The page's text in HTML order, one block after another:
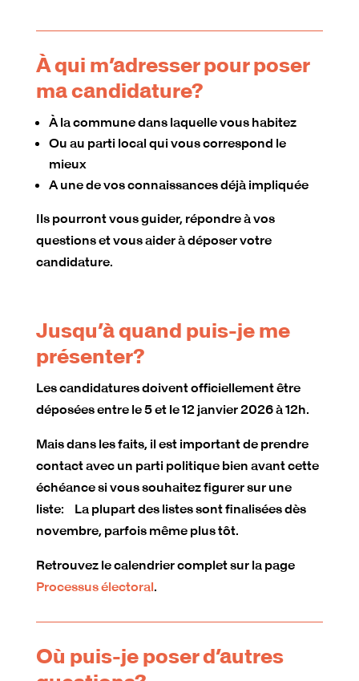
À qui m’adresser pour poser
ma candidature?
À la commune dans laquelle vous habitez
Ou au parti local qui vous correspond le
mieux
A une de vos connaissances déjà impliquée
Ils pourront vous guider, répondre à vos
questions et vous aider à déposer votre
candidature.
Jusqu’à quand puis-je me
présenter?
Les candidatures doivent officiellement être
déposées entre le 5 et le 12 janvier 2026 à 12h.
Mais dans les faits, il est important de prendre
contact avec un parti politique bien avant cette
échéance si vous souhaitez figurer sur une
liste: La plupart des listes sont finalisées dès
novembre, parfois même plus tôt.
Retrouvez le calendrier complet sur la page
Processus électoral.
Où puis-je poser d’autres